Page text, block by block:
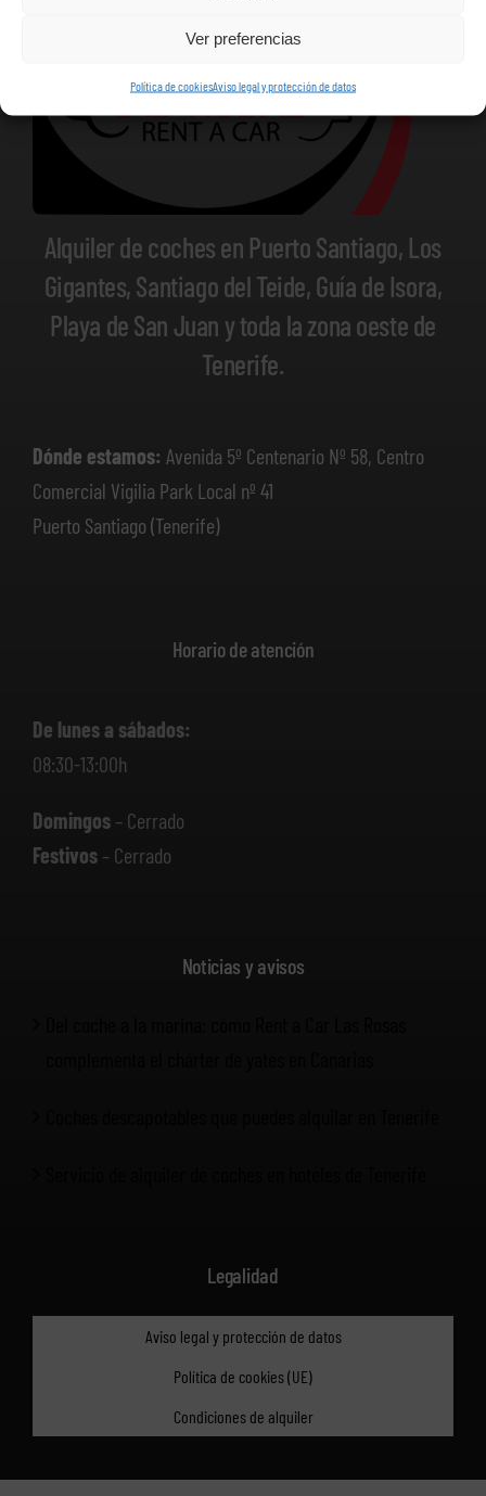
Ver preferencias
Política de cookiesAviso legal y protección de datos
Alquiler de coches en Puerto Santiago, Los
Gigantes, Santiago del Teide, Guía de Isora,
Playa de San Juan y toda la zona oeste de
Tenerife.
Dónde estamos: Avenida 5º Centenario Nº 58, Centro
Comercial Vigilia Park Local nº 41
Puerto Santiago (Tenerife)
Horario de atención
De lunes a sábados:
08:30-13:00h
Domingos– Cerrado
Festivos– Cerrado
Noticias y avisos
Legalidad
Aviso legal y protección de datos
Política de cookies (UE)
Condiciones de alquiler